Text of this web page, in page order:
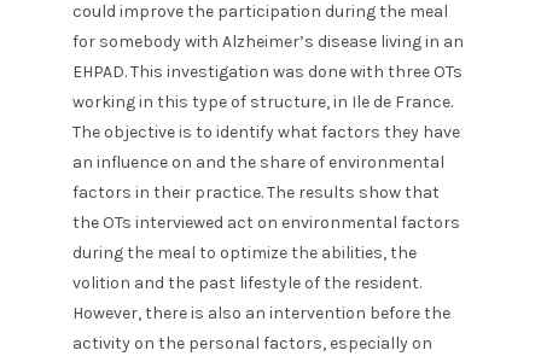
could improve the participation during the meal
for somebody with Alzheimer’s disease living in an
EHPAD. This investigation was done with three OTs
working in this type of structure, in Ile de France.
The objective is to identify what factors they have
an influence on and the share of environmental
factors in their practice. The results show that
the OTs interviewed act on environmental factors
during the meal to optimize the abilities, the
volition and the past lifestyle of the resident.
However, there is also an intervention before the
activity on the personal factors, especially on